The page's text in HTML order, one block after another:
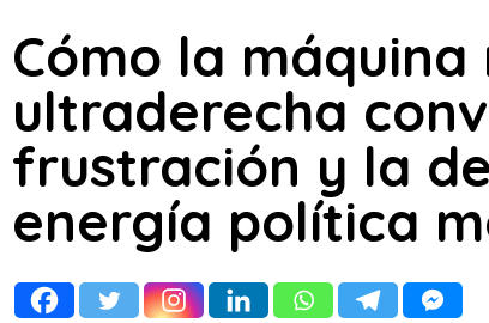
Cómo la
ultraderecha
frustración y la
energía política